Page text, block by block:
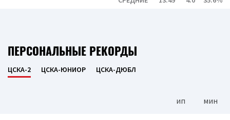
ПЕРСОНАЛЬНЫЕ РЕКОРДЫ
ЦСКА-2 ЦСКА-ЮНИОР ЦСКА-ДЮБЛ
ип мин